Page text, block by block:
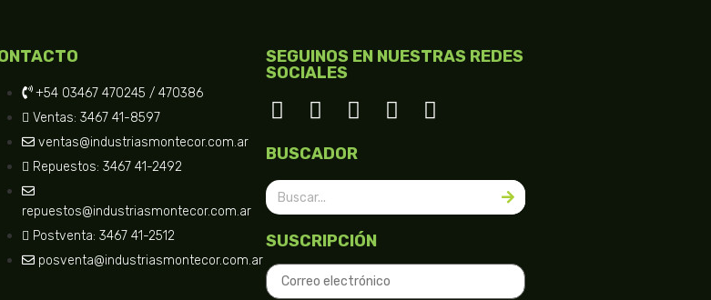
+54 03467 470245 / 470386
Ventas: 3467 41-8597
ventas@industriasmontecor.com.ar
Repuestos: 3467 41-2492
repuestos@industriasmontecor.com.ar
Postventa: 3467 41-2512
posventa@industriasmontecor.com.ar
SEGUINOS EN NUESTRAS REDES
SOCIALES
BUSCADOR
SUSCRIPCIÓN